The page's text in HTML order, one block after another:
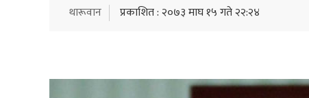
थारूवान प्रकाशित : २०७३ माघ १५ गते २२:२४